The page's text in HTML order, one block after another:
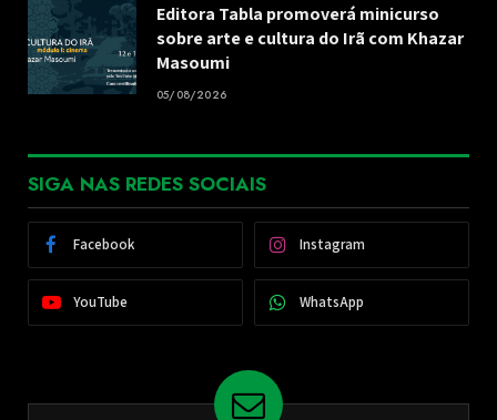
Editora Tabla promoverá minicurso
sobre arte e cultura do Irã com Khazar
Masoumi
05/08/2026
SIGA NAS REDES SOCIAIS
Facebook Instagram
YouTube WhatsApp